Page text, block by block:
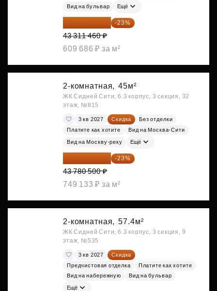
Вид на бульвар Ещё
33 349 824 ₽ -23%
43 311 460 ₽
609 686 ₽ за м²
2-комнатная, 45м²
ЖК Сидней Сити, 6.3 корпус, 3 секция, 32
этаж, №815
3 кв 2027 Скидка
Без отделки
Платите как хотите
Вид на Москва-Сити
Вид на Москву-реку Ещё
33 710 985 ₽ -23%
43 780 500 ₽
749 133 ₽ за м²
2-комнатная, 57.4м²
ЖК Сидней Сити, 6.3 корпус, 3 секция, 9
этаж, №535
3 кв 2027
Скидка
Предчистовая отделка
Платите как хотите
Вид на набережную
Вид на бульвар
Ещё